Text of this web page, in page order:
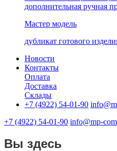
дополнительная ручная
Мастер модель
дубликат готового
Новости
Контакты
Оплата
Доставка
Склады
+7 (4922) 54-01-90
+7 (4922) 54-01-90 info@mp-
Вы здесь